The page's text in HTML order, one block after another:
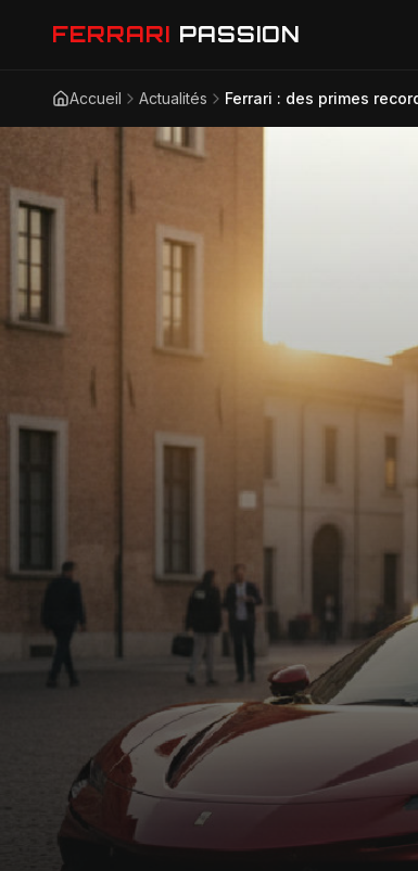
FERRARI PASSION
Accueil Actualités Ferrari : des primes